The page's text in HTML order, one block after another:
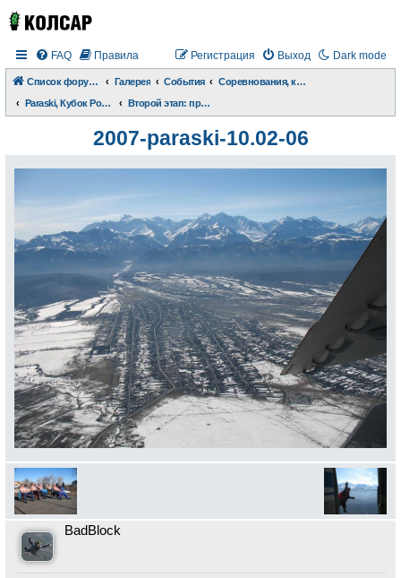
Dark mode
FAQ Правила Выход
Регистрация
Список форумов Галерея События
Соревнования, конкурсы, чемпионаты
Paraski, Кубок России 2007
Второй этап: прыжки на точность приземления
2007-paraski-10.02-06
BadBlock